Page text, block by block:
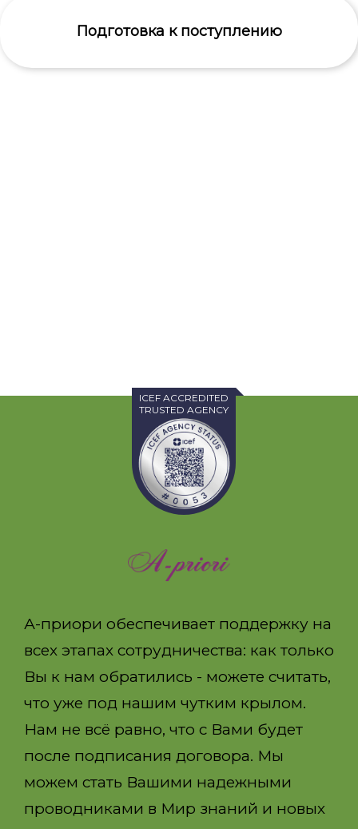
Подготовка к поступлению
ICEF ACCREDITED
TRUSTED AGENCY
А-приори обеспечивает поддержку на
всех этапах сотрудничества: как только
Вы к нам обратились - можете считать,
что уже под нашим чутким крылом.
Нам не всё равно, что с Вами будет
после подписания договора. Мы
можем стать Вашими надежными
проводниками в Мир знаний и новых